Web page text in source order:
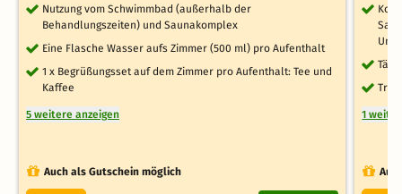
Nutzung vom Schwimmbad (außerhalb der
Behandlungszeiten) und Saunakomplex
Eine Flasche Wasser aufs Zimmer (500 ml) pro Aufenthalt
1 x Begrüßungsset auf dem Zimmer pro Aufenthalt: Tee und
Kaffee
5 weitere anzeigen
Auch als Gutschein möglich
1